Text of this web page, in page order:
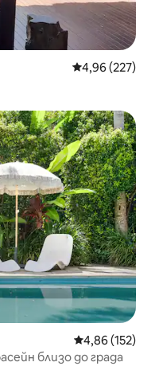
Средна
4,96 (227)
Средна
4,86 (152)
близо до града